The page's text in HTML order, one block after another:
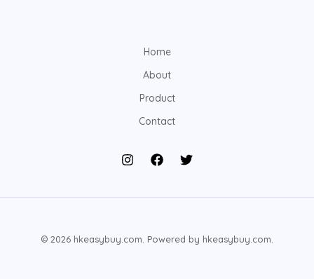
Home
About
Product
Contact
© 2026 hkeasybuy.com. Powered by hkeasybuy.com.